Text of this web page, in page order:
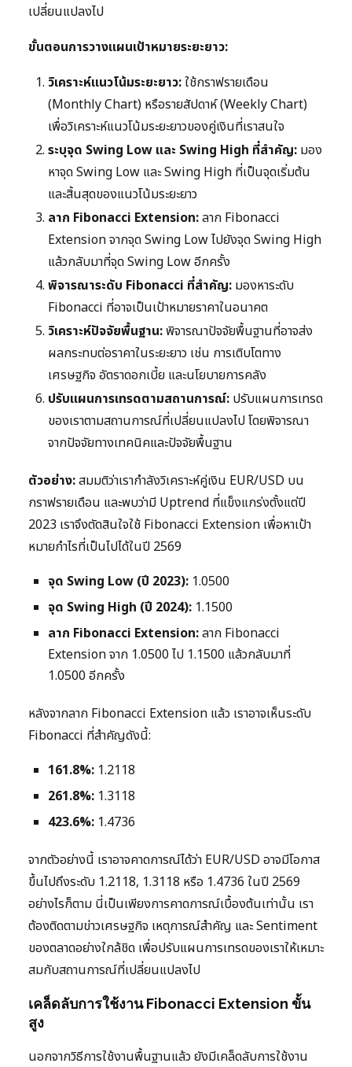
เปลี่ยนแปลงไป
ขั้นตอนการวางแผนเป้าหมายระยะยาว:
วิเคราะห์แนวโน้มระยะยาว:ใช้กราฟรายเดือน
(Monthly Chart) หรือรายสัปดาห์ (Weekly Chart)
เพื่อวิเคราะห์แนวโน้มระยะยาวของคู่เงินที่เราสนใจ
ระบุจุด Swing Low และ Swing High ที่สำคัญ: มอง
หาจุด Swing Low และ Swing High ที่เป็นจุดเริ่มต้น
และสิ้นสุดของแนวโน้มระยะยาว
ลาก Fibonacci Extension:ลาก Fibonacci
Extension จากจุด Swing Low ไปยังจุด Swing High
แล้วกลับมาที่จุด Swing Low อีกครั้ง
พิจารณาระดับ Fibonacci ที่สำคัญ: มองหาระดับ
Fibonacci ที่อาจเป็นเป้าหมายราคาในอนาคต
วิเคราะห์ปัจจัยพื้นฐาน:พิจารณาปัจจัยพื้นฐานที่อาจส่ง
ผลกระทบต่อราคาในระยะยาว เช่น การเติบโตทาง
เศรษฐกิจ อัตราดอกเบี้ย และนโยบายการคลัง
ปรับแผนการเทรดตามสถานการณ์: ปรับแผนการเทรด
ของเราตามสถานการณ์ที่เปลี่ยนแปลงไป โดยพิจารณา
จากปัจจัยทางเทคนิคและปัจจัยพื้นฐาน
ตัวอย่าง:สมมติว่าเรากำลังวิเคราะห์คู่เงิน EUR/USD บน
กราฟรายเดือน และพบว่ามี Uptrend ที่แข็งแกร่งตั้งแต่ปี
2023 เราจึงตัดสินใจใช้ Fibonacci Extension เพื่อหาเป้า
หมายกำไรที่เป็นไปได้ในปี 2569
จุด Swing Low (ปี 2023): 1.0500
จุด Swing High (ปี 2024): 1.1500
ลาก Fibonacci Extension:ลาก Fibonacci
Extension จาก 1.0500 ไป 1.1500 แล้วกลับมาที่
1.0500 อีกครั้ง
หลังจากลาก Fibonacci Extension แล้ว เราอาจเห็นระดับ
Fibonacci ที่สำคัญดังนี้:
161.8%: 1.2118
261.8%: 1.3118
423.6%: 1.4736
จากตัวอย่างนี้ เราอาจคาดการณ์ได้ว่า EUR/USD อาจมีโอกาส
ขึ้นไปถึงระดับ 1.2118, 1.3118 หรือ 1.4736 ในปี 2569
อย่างไรก็ตาม นี่เป็นเพียงการคาดการณ์เบื้องต้นเท่านั้น เรา
ต้องติดตามข่าวเศรษฐกิจ เหตุการณ์สำคัญ และ Sentiment
ของตลาดอย่างใกล้ชิด เพื่อปรับแผนการเทรดของเราให้เหมาะ
สมกับสถานการณ์ที่เปลี่ยนแปลงไป
เคล็ดลับการใช้งาน Fibonacci Extension ขั้น
สูง
นอกจากวิธีการใช้งานพื้นฐานแล้ว ยังมีเคล็ดลับการใช้งาน